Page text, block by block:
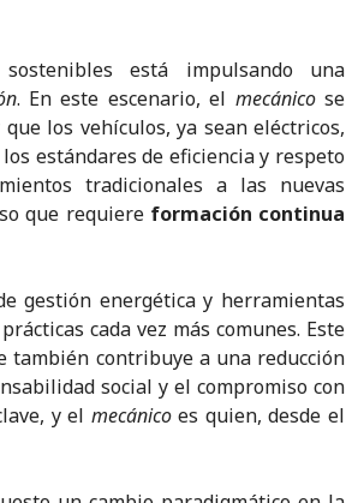
está impulsando una
. En este escenario, el mecánicose
los vehículos, ya sean eléctricos,
estándares de eficiencia y respeto
tradicionales a las nuevas
que requiere formación continua
gestión energética y herramientas
cada vez más comunes. Este
también contribuye a una reducción
social y el compromiso con
y el mecánicoes quien, desde el